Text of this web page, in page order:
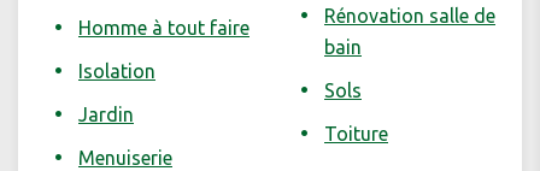
Homme à tout faire
Isolation
Jardin
Menuiserie
Rénovation salle de
bain
Sols
Toiture